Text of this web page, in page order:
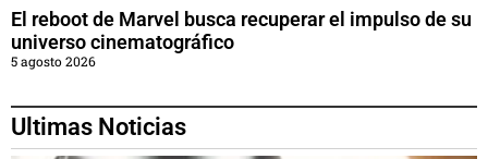
El reboot de Marvel busca recuperar el impulso de su
universo cinematográfico
5 agosto 2026
Ultimas Noticias